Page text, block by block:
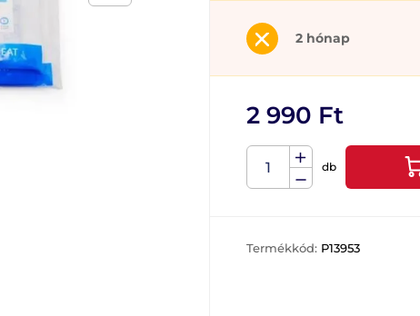
2 hónap
2 990 Ft
db
Termékkód: P13953